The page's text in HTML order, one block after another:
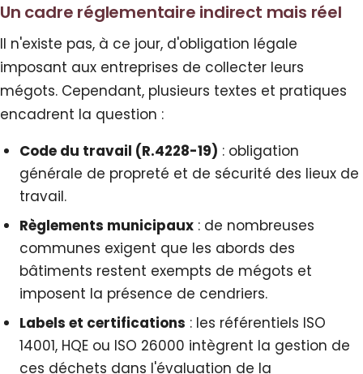
Un cadre réglementaire indirect mais réel
Il n'existe pas, à ce jour, d'obligation légale
imposant aux entreprises de collecter leurs
mégots. Cependant, plusieurs textes et pratiques
encadrent la question :
Code du travail (R.4228-19) : obligation
générale de propreté et de sécurité des lieux de
travail.
Règlements municipaux : de nombreuses
communes exigent que les abords des
bâtiments restent exempts de mégots et
imposent la présence de cendriers.
Labels et certifications : les référentiels ISO
14001, HQE ou ISO 26000 intègrent la gestion de
ces déchets dans l'évaluation de la